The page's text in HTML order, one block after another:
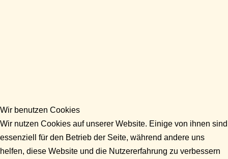
Wir benutzen Cookies
Wir nutzen Cookies auf unserer Website. Einige von ihnen sind
essenziell für den Betrieb der Seite, während andere uns
helfen, diese Website und die Nutzererfahrung zu verbessern